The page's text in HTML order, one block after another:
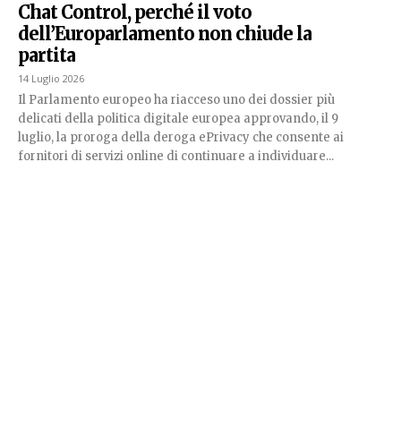
Chat Control, perché il voto
dell’Europarlamento non chiude la
partita
14 Luglio 2026
Il Parlamento europeo ha riacceso uno dei dossier più
delicati della politica digitale europea approvando, il 9
luglio, la proroga della deroga ePrivacy che consente ai
fornitori di servizi online di continuare a individuare...